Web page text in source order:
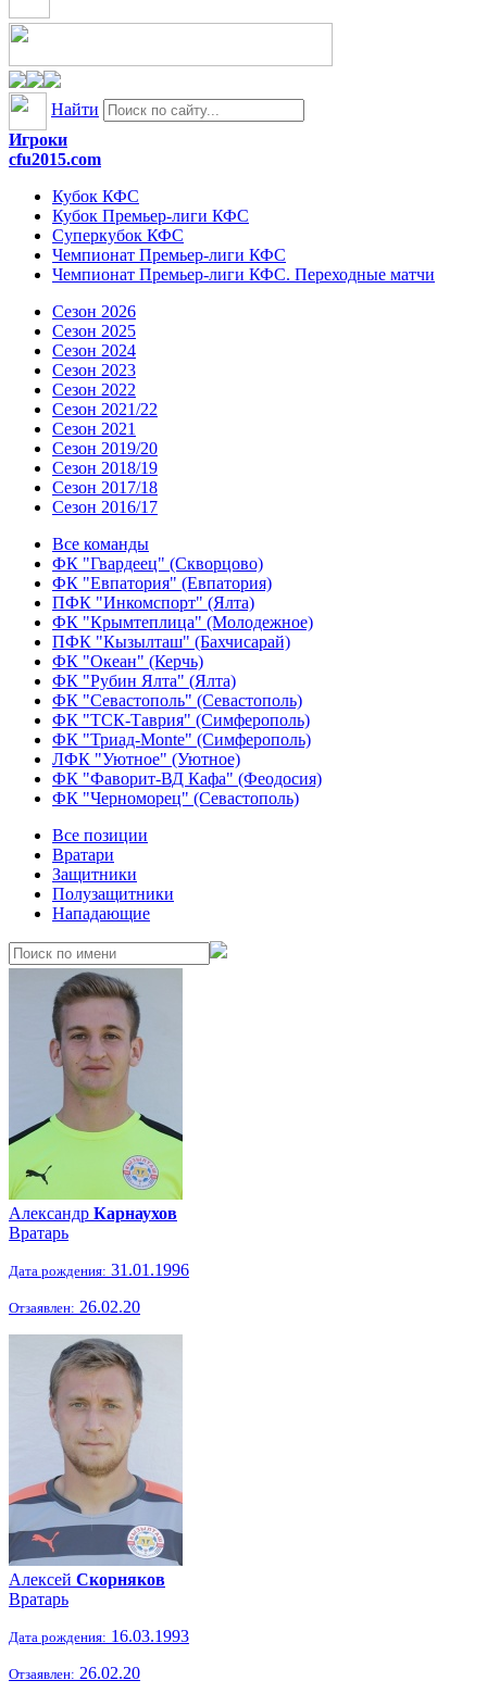
Найти
Игроки
cfu2015.com
Кубок КФС
Кубок Премьер-лиги КФС
Суперкубок КФС
Чемпионат Премьер-лиги КФС
Чемпионат Премьер-лиги КФС. Переходные матчи
Сезон 2026
Сезон 2025
Сезон 2024
Сезон 2023
Сезон 2022
Сезон 2021/22
Сезон 2021
Сезон 2019/20
Сезон 2018/19
Сезон 2017/18
Сезон 2016/17
Все команды
ФК "Гвардеец" (Скворцово)
ФК "Евпатория" (Евпатория)
ПФК "Инкомспорт" (Ялта)
ФК "Крымтеплица" (Молодежное)
ПФК "Кызылташ" (Бахчисарай)
ФК "Океан" (Керчь)
ФК "Рубин Ялта" (Ялта)
ФК "Севастополь" (Севастополь)
ФК "ТСК-Таврия" (Симферополь)
ФК "Триад-Monte" (Симферополь)
ЛФК "Уютное" (Уютное)
ФК "Фаворит-ВД Кафа" (Феодосия)
ФК "Черноморец" (Севастополь)
Все позиции
Вратари
Защитники
Полузащитники
Нападающие
Александр Карнаухов
Вратарь
Дата рождения: 31.01.1996
Отзаявлен: 26.02.20
Алексей Скорняков
Вратарь
Дата рождения: 16.03.1993
Отзаявлен: 26.02.20